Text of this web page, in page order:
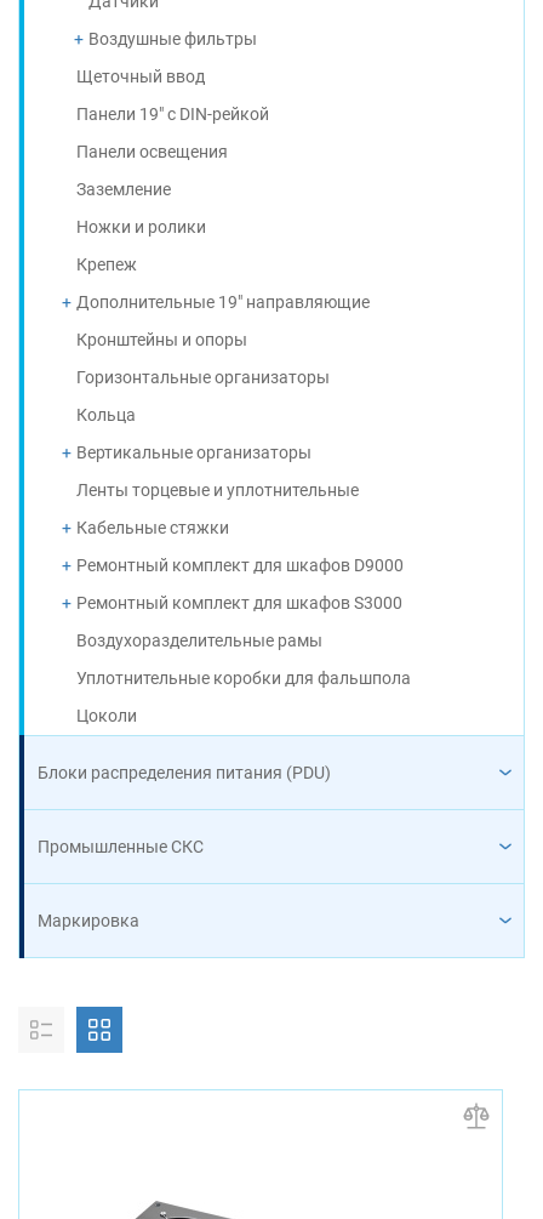
Воздушные фильтры
Щеточный ввод
Панели 19" с DIN-рейкой
Панели освещения
Заземление
Ножки и ролики
Крепеж
Дополнительные 19" направляющие
Кронштейны и опоры
Горизонтальные организаторы
Кольца
Вертикальные организаторы
Ленты торцевые и уплотнительные
Кабельные стяжки
Ремонтный комплект для шкафов D9000
Ремонтный комплект для шкафов S3000
Воздухоразделительные рамы
Уплотнительные коробки для фальшпола
Цоколи
Блоки распределения питания (PDU)
Промышленные СКС
Маркировка